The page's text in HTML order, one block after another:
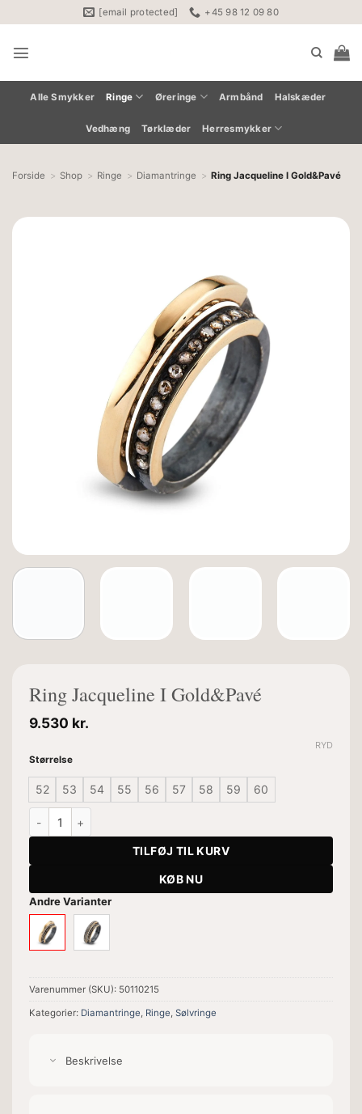
til
indhold
[email protected] +45 98 12 09 80
Alle Smykker Ringe Øreringe Armbånd Halskæder
Vedhæng Tørklæder Herresmykker
Forside Shop Ringe Diamantringe Ring Jacqueline I Gold&Pavé
Ring Jacqueline I Gold&Pavé
9.530 kr.
Størrelse
52 53 54 55 56 57 58 59 60
RYD
Ring Jacqueline I Gold&Pavé antal
TILFØJ TIL KURV
KØB NU
Andre Varianter
Varenummer (SKU): 50110215
Kategorier: Diamantringe, Ringe, Sølvringe
Beskrivelse